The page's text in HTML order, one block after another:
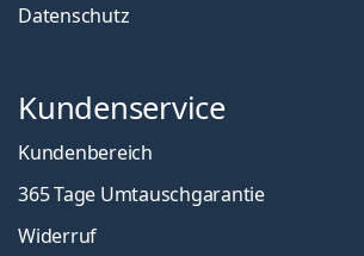
Datenschutz
Kundenservice
Kundenbereich
365 Tage Umtauschgarantie
Widerruf